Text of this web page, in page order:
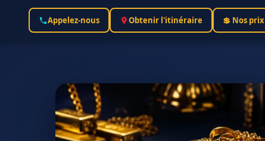
Appelez-nous Obtenir l'itinéraire 💲 Nos prix